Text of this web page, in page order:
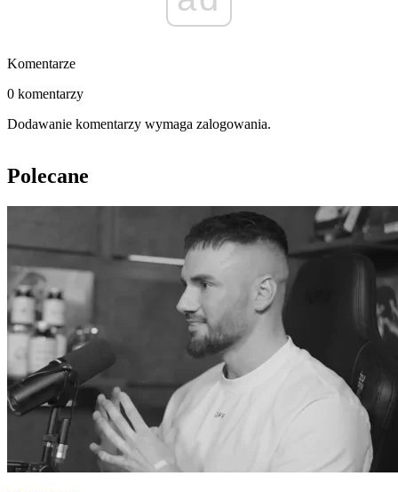
Komentarze
0 komentarzy
Dodawanie komentarzy wymaga zalogowania.
Polecane